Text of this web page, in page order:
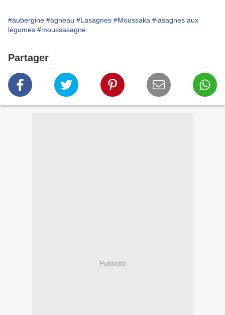
#aubergine #agneau #Lasagnes #Moussaka #lasagnes aux
légumes #moussasagne
Partager
Publicité